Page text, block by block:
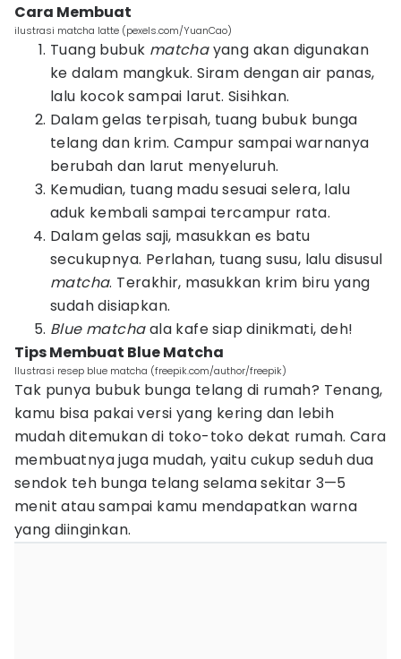
Cara Membuat
ilustrasi matcha latte (pexels.com/YuanCao)
Tuang bubuk matchayang akan digunakan
ke dalam mangkuk. Siram dengan air panas,
lalu kocok sampai larut. Sisihkan.
Dalam gelas terpisah, tuang bubuk bunga
telang dan krim. Campur sampai warnanya
berubah dan larut menyeluruh.
Kemudian, tuang madu sesuai selera, lalu
aduk kembali sampai tercampur rata.
Dalam gelas saji, masukkan es batu
secukupnya. Perlahan, tuang susu, lalu disusul
matcha. Terakhir, masukkan krim biru yang
sudah disiapkan.
Blue matchaala kafe siap dinikmati, deh!
Tips Membuat Blue Matcha
Ilustrasi resep blue matcha (freepik.com/author/freepik)
Tak punya bubuk bunga telang di rumah? Tenang,
kamu bisa pakai versi yang kering dan lebih
mudah ditemukan di toko-toko dekat rumah. Cara
membuatnya juga mudah, yaitu cukup seduh dua
sendok teh bunga telang selama sekitar 3—5
menit atau sampai kamu mendapatkan warna
yang diinginkan.